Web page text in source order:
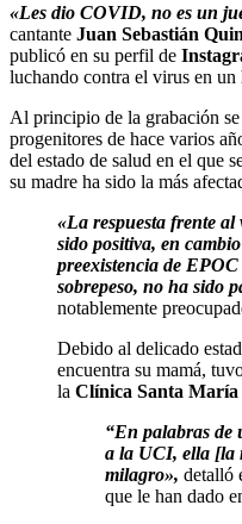
«Les dio COVID, no es un
cantante Juan Sebastián
publicó en su perfil de
luchando contra el virus en un
Al principio de la grabación
progenitores de hace varios
del estado de salud en el que
su madre ha sido la más
«La respuesta frente
sido positiva, en
preexistencia de
sobrepeso, no ha sido
notablemente
Debido al delicado
encuentra su mamá,
la Clínica Santa María
“En palabras de
a la UCI, ella [la
milagro», detalló
que le han dado